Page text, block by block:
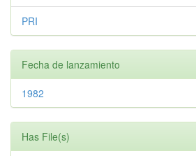
PRI
Fecha de lanzamiento
1982
Has File(s)